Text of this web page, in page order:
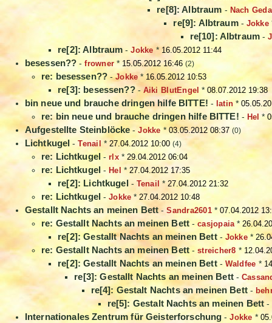
re[8]: Albtraum - Nach
re[9]: Albtraum- Jokke
re[10]: Albtraum -
re[2]: Albtraum -Jokke * 16.05.2012 11:44
besessen?? -frowner* 15.05.2012 16:46 (2)
re: besessen?? -Jokke * 16.05.2012 10:53
re[3]: besessen??- Aiki BlutEngel *08.07.2012 19:38
bin neue und brauche dringen hilfe BITTE! - latin *
re: bin neue und brauche dringen hilfe BITTE! - Hel *
Aufgestellte Steinblöcke -Jokke *03.05.2012 08:37 (0)
Lichtkugel -Tenail* 27.04.2012 10:00 (4)
re: Lichtkugel -rlx* 29.04.2012 06:04
re: Lichtkugel- Hel * 27.04.2012 17:35
re[2]: Lichtkugel - Tenail *27.04.2012 21:32
re: Lichtkugel -Jokke *27.04.2012 10:48
Gestallt Nachts an meinen Bett-Sandra2601* 07.04.2012
re: Gestallt Nachts an meinen Bett -casjopaia*
re[2]: Gestallt Nachts an meinen Bett- Jokke *
re: Gestallt Nachts an meinen Bett -streicher8 *
re[2]: Gestallt Nachts an meinen Bett- Waldfee *
re[3]: Gestallt Nachts an meinen Bett-
re[4]: Gestalt Nachts an meinen Bett-
re[5]: Gestalt Nachts an meinen Bett -
Internationales Zentrum für Geisterforschung -Jokke *